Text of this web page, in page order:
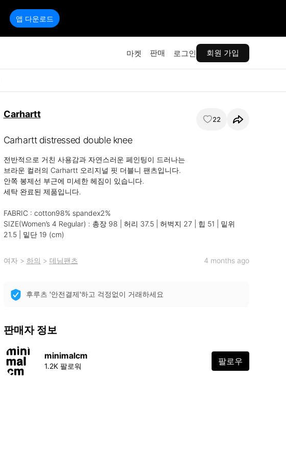
앱 다운로드
마켓 판매 로그인 회원 가입
Carhartt 22
Carhartt distressed double knee
전반적으로 거친 사용감과 자연스러운 페인팅이 드러나는
브라운 컬러의 Carhartt 오리지널 핏 더블니 팬츠입니다.
안쪽 봉제선 부근에 미세한 헤짐이 있습니다.
세탁 완료된 제품입니다.
FABRIC : cotton98% spandex2%
SIZE(Women’s 4 Regular) : 총장 98 | 허리 37.5 | 허벅지 27 | 힙 51 | 밑위
21.5 | 밑단 19 (cm)
여자> 하의 > 데님팬츠 4 months ago
후루츠 '안전결제'하고 걱정없이 거래하세요
판매자 정보
minimalcm
1.2K 팔로워 팔로우